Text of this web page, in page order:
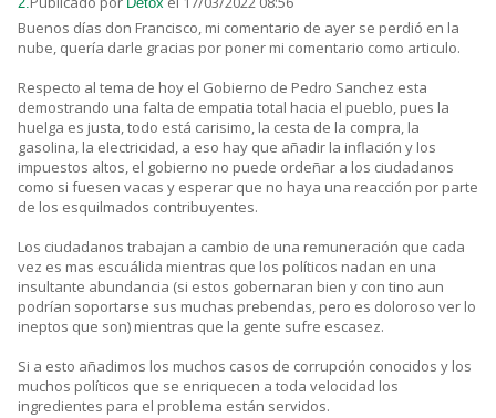
Buenos días don Francisco, mi comentario de ayer se perdió en la
nube, quería darle gracias por poner mi comentario como articulo.
Respecto al tema de hoy el Gobierno de Pedro Sanchez esta
demostrando una falta de empatia total hacia el pueblo, pues la
huelga es justa, todo está carisimo, la cesta de la compra, la
gasolina, la electricidad, a eso hay que añadir la inflación y los
impuestos altos, el gobierno no puede ordeñar a los ciudadanos
como si fuesen vacas y esperar que no haya una reacción por parte
de los esquilmados contribuyentes.
Los ciudadanos trabajan a cambio de una remuneración que cada
vez es mas escuálida mientras que los políticos nadan en una
insultante abundancia (si estos gobernaran bien y con tino aun
podrían soportarse sus muchas prebendas, pero es doloroso ver lo
ineptos que son) mientras que la gente sufre escasez.
Si a esto añadimos los muchos casos de corrupción conocidos y los
muchos políticos que se enriquecen a toda velocidad los
ingredientes para el problema están servidos.